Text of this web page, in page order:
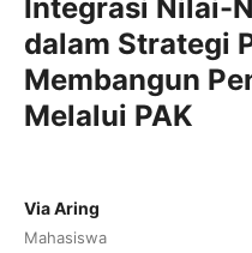
Integrasi Nilai-
dalam Strategi
Membangun
Melalui PAK
Via Aring
Mahasiswa